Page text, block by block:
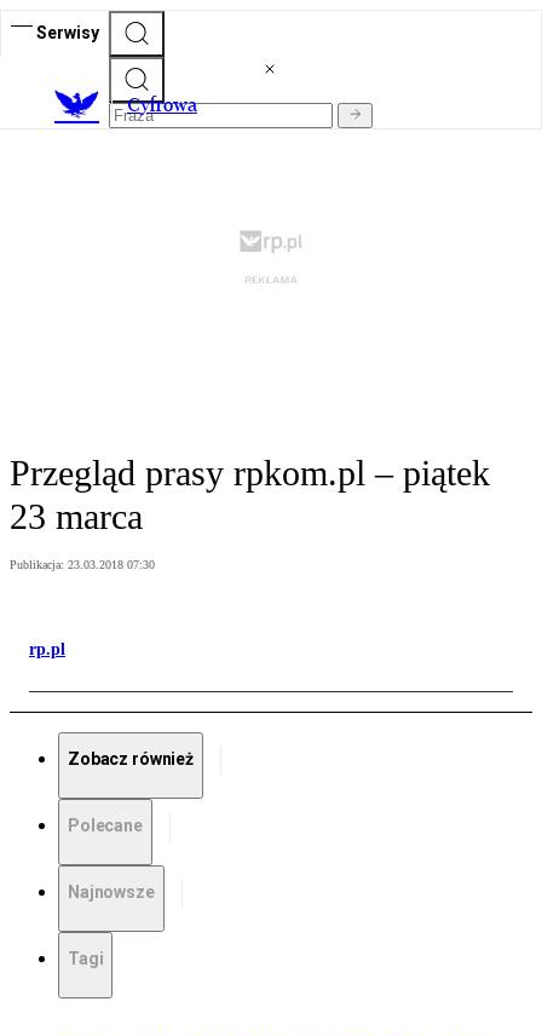
Serwisy
Cyfrowa
Przegląd prasy rpkom.pl – piątek
23 marca
Publikacja: 23.03.2018 07:30
rp.pl
Zobacz również
Polecane
Najnowsze
Tagi